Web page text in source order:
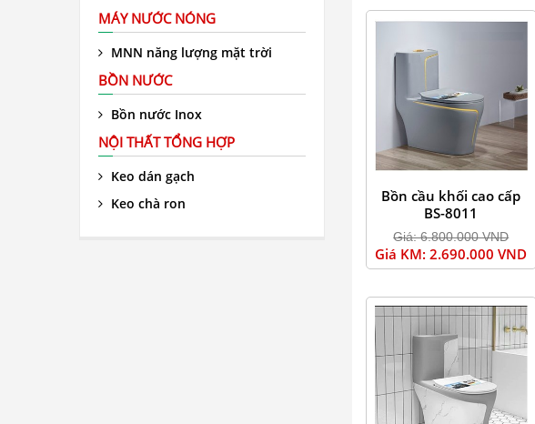
MÁY NƯỚC NÓNG
MNN năng lượng mặt trời
BỒN NƯỚC
Bồn nước Inox
NỘI THẤT TỔNG HỢP
Keo dán gạch
Keo chà ron
Bồn cầu khối cao cấp
BS-8011
Giá: 6.800.000 VND
Giá KM: 2.690.000 VND